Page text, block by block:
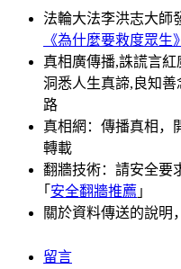
法輪大法李洪志大師
《為什麼要救度眾生》
真相廣傳播,誅謊言
洞悉人生真諦,良知
路
真相網：傳播真相，
轉載
翻牆技術：請安全要
｢ 安全翻牆推薦 ｣
關於資料傳送的說明
留言